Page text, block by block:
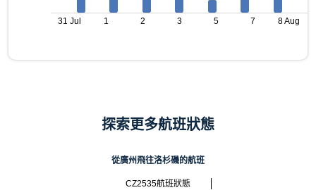
31 Jul 1 2 3 5 7 8 Aug
探索更多航班狀態
從廣州飛往洛杉磯的航班
CZ2535航班狀態